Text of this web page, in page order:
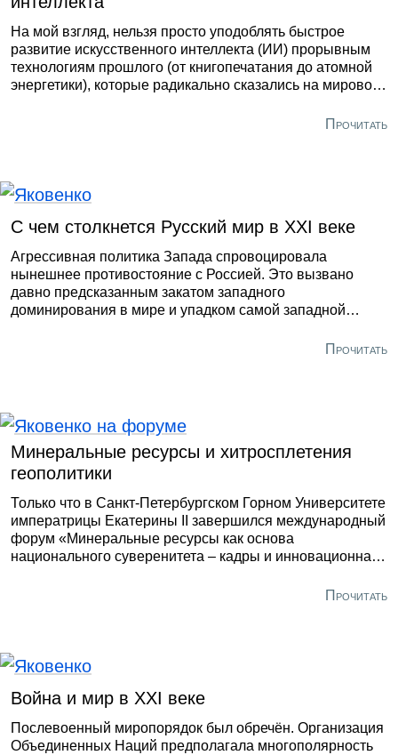
На мой взгляд, нельзя просто уподоблять быстрое
развитие искусственного интеллекта (ИИ) прорывным
технологиям прошлого (от книгопечатания до атомной
энергетики), которые радикально сказались на мировом
характера этой технологии будущий качественный
не будет иметь аналогий в истории человечества и
геополитическими последствиями.
Прочитать
С чем столкнется Русский мир в XXI веке
Агрессивная политика Запада спровоцировала
нынешнее противостояние с Россией. Это вызвано
давно предсказанным закатом западного
доминирования в мире и упадком самой западной
бой». Отсюда такая решительность, которая вскрывает
Прочитать
Минеральные ресурсы и хитросплетения
геополитики
Только что в Санкт-Петербургском Горном Университете
императрицы Екатерины II завершился международный
форум «Минеральные ресурсы как основа
национального суверенитета – кадры и инновационная
составляют основу экономического и технологического
Прочитать
Война и мир в ХХI веке
Послевоенный миропорядок был обречён. Организация
Объединенных Наций предполагала многополярность